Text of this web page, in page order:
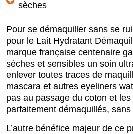
sèches
Pour se démaquiller sans se
pour le Lait Hydratant
marque française centenaire
sèches et sensibles un soin
enlever toutes traces de
mascara et autres eyeliners
pas au passage du coton et
parfaitement démaquillés,
L’autre bénéfice majeur de ce